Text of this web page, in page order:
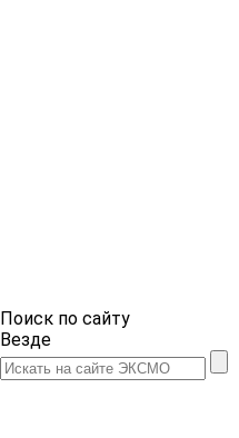
Поиск по сайту
Везде